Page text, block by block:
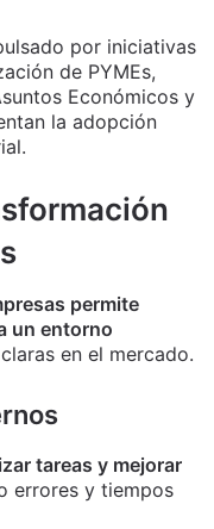
por iniciativas
de PYMEs,
Económicos y
la adopción
permite
un entorno
en el mercado.
tareas y mejorar
errores y tiempos